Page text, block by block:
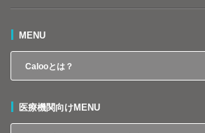
MENU
Calooとは？
医療機関向けMENU